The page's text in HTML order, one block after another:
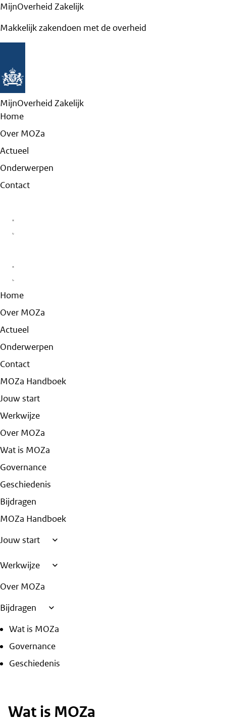
MijnOverheid Zakelijk
Makkelijk zakendoen met de overheid
MijnOverheid Zakelijk
Home
Over MOZa
Actueel
Onderwerpen
Contact
Home
Over MOZa
Actueel
Onderwerpen
Contact
MOZa Handboek
Jouw start
Werkwijze
Over MOZa
Wat is MOZa
Governance
Geschiedenis
Bijdragen
MOZa Handboek
Jouw start
Werkwijze
Over MOZa
Bijdragen
Wat is MOZa
Governance
Geschiedenis
Wat is MOZa